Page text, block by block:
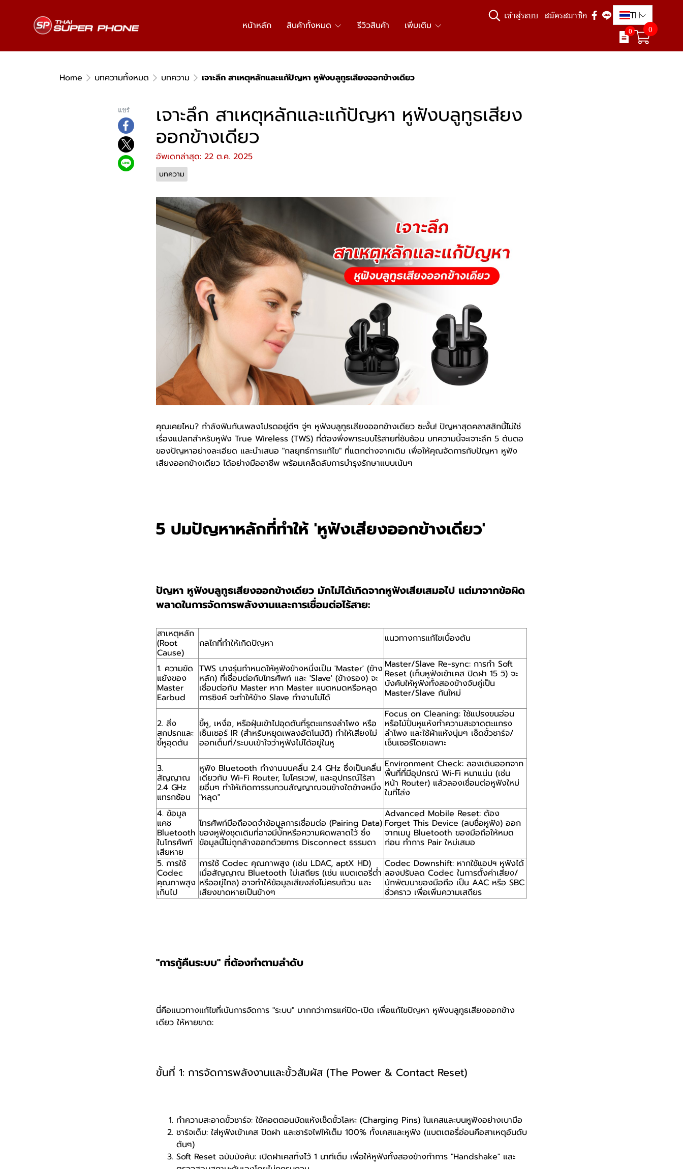
หน้าหลัก สินค้าทั้งหมด รีวิวสินค้า เพิ่มเติม
เข้าสู่ระบบ สมัครสมาชิก TH
0 0
Home บทความทั้งหมด บทความ เจาะลึก สาเหตุหลักและแก้ปัญหา หูฟังบลูทูธเสียงออกข้างเดียว
แชร์ เจาะลึก สาเหตุหลักและแก้ปัญหา หูฟังบลูทูธเสียง
ออกข้างเดียว
อัพเดทล่าสุด: 22 ต.ค. 2025
บทความ
คุณเคยไหม? กำลังฟินกับเพลงโปรดอยู่ดีๆ จู่ๆ หูฟังบลูทูธเสียงออกข้างเดียว ซะงั้น! ปัญหาสุดคลาสสิกนี้ไม่ใช่
เรื่องแปลกสำหรับหูฟัง True Wireless (TWS) ที่ต้องพึ่งพาระบบไร้สายที่ซับซ้อน บทความนี้จะเจาะลึก 5 ต้นตอ
ของปัญหาอย่างละเอียด และนำเสนอ "กลยุทธ์การแก้ไข" ที่แตกต่างจากเดิม เพื่อให้คุณจัดการกับปัญหา หูฟัง
เสียงออกข้างเดียว ได้อย่างมืออาชีพ พร้อมเคล็ดลับการบำรุงรักษาแบบเน้นๆ
5 ปมปัญหาหลักที่ทำให้ 'หูฟังเสียงออกข้างเดียว'
ปัญหา หูฟังบลูทูธเสียงออกข้างเดียว มักไม่ได้เกิดจากหูฟังเสียเสมอไป แต่มาจากข้อผิด
พลาดในการจัดการพลังงานและการเชื่อมต่อไร้สาย:
สาเหตุหลัก
(Root
Cause)
กลไกที่ทำให้เกิดปัญหา แนวทางการแก้ไขเบื้องต้น
1. ความขัด
แย้งของ
Master
Earbud
TWS บางรุ่นกำหนดให้หูฟังข้างหนึ่งเป็น 'Master' (ข้าง
หลัก) ที่เชื่อมต่อกับโทรศัพท์ และ 'Slave' (ข้างรอง) จะ
เชื่อมต่อกับ Master หาก Master แบตหมดหรือหลุด
การซิงค์ จะทำให้ข้าง Slave ทำงานไม่ได้
Master/Slave Re-sync: การทำ Soft
Reset (เก็บหูฟังเข้าเคส ปิดฝา 15 วิ) จะ
บังคับให้หูฟังทั้งสองข้างจับคู่เป็น
Master/Slave กันใหม่
2. สิ่ง
สกปรกและ
ขี้หูอุดตัน
ขี้หู, เหงื่อ, หรือฝุ่นเข้าไปอุดตันที่รูตะแกรงลำโพง หรือ
เซ็นเซอร์ IR (สำหรับหยุดเพลงอัตโนมัติ) ทำให้เสียงไม่
ออกเต็มที่/ระบบเข้าใจว่าหูฟังไม่ได้อยู่ในหู
Focus on Cleaning: ใช้แปรงขนอ่อน
หรือไม้ปั่นหูแห้งทำความสะอาดตะแกรง
ลำโพง และใช้ผ้าแห้งนุ่มๆ เช็ดขั้วชาร์จ/
เซ็นเซอร์โดยเฉพาะ
3.
สัญญาณ
2.4 GHz
แทรกซ้อน
หูฟัง Bluetooth ทำงานบนคลื่น 2.4 GHz ซึ่งเป็นคลื่น
เดียวกับ Wi-Fi Router, ไมโครเวฟ, และอุปกรณ์ไร้สา
ยอื่นๆ ทำให้เกิดการรบกวนสัญญาณจนข้างใดข้างหนึ่ง
"หลุด"
Environment Check: ลองเดินออกจาก
พื้นที่ที่มีอุปกรณ์ Wi-Fi หนาแน่น (เช่น
หน้า Router) แล้วลองเชื่อมต่อหูฟังใหม่
ในที่โล่ง
4. ข้อมูล
แคช
Bluetooth
ในโทรศัพท์
เสียหาย
โทรศัพท์มือถือจดจำข้อมูลการเชื่อมต่อ (Pairing Data)
ของหูฟังชุดเดิมที่อาจมีบั๊กหรือความผิดพลาดไว้ ซึ่ง
ข้อมูลนี้ไม่ถูกล้างออกด้วยการ Disconnect ธรรมดา
Advanced Mobile Reset: ต้อง
Forget This Device (ลบชื่อหูฟัง) ออก
จากเมนู Bluetooth ของมือถือให้หมด
ก่อน ทำการ Pair ใหม่เสมอ
5. การใช้
Codec
คุณภาพสูง
เกินไป
การใช้ Codec คุณภาพสูง (เช่น LDAC, aptX HD)
เมื่อสัญญาณ Bluetooth ไม่เสถียร (เช่น แบตเตอรี่ต่ำ
หรืออยู่ไกล) อาจทำให้ข้อมูลเสียงส่งไม่ครบถ้วน และ
เสียงขาดหายเป็นข้างๆ
Codec Downshift: หากใช้แอปฯ หูฟังได้
ลองปรับลด Codec ในการตั้งค่าเสียง/
นักพัฒนาของมือถือ เป็น AAC หรือ SBC
ชั่วคราว เพื่อเพิ่มความเสถียร
"การกู้คืนระบบ" ที่ต้องทำตามลำดับ
นี่คือแนวทางแก้ไขที่เน้นการจัดการ "ระบบ" มากกว่าการแค่ปิด-เปิด เพื่อแก้ไขปัญหา หูฟังบลูทูธเสียงออกข้าง
เดียว ให้หายขาด:
ขั้นที่ 1: การจัดการพลังงานและขั้วสัมผัส (The Power & Contact Reset)
ทำความสะอาดขั้วชาร์จ: ใช้คอตตอนบัดแห้งเช็ดขั้วโลหะ (Charging Pins) ในเคสและบนหูฟังอย่างเบามือ
ชาร์จเต็ม: ใส่หูฟังเข้าเคส ปิดฝา และชาร์จไฟให้เต็ม 100% ทั้งเคสและหูฟัง (แบตเตอรี่อ่อนคือสาเหตุอันดับ
ต้นๆ)
Soft Reset ฉบับบังคับ: เปิดฝาเคสทิ้งไว้ 1 นาทีเต็ม เพื่อให้หูฟังทั้งสองข้างทำการ "Handshake" และ